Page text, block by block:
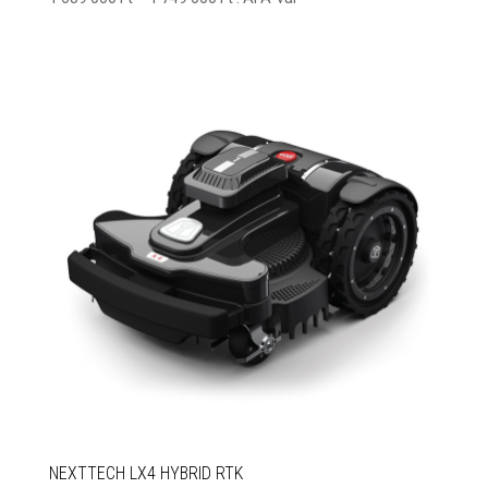
749
000 Ft
NEXTTECH LX4 HYBRID RTK